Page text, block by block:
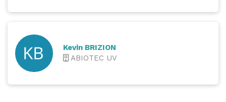
Kevin BRIZION
ABIOTEC UV